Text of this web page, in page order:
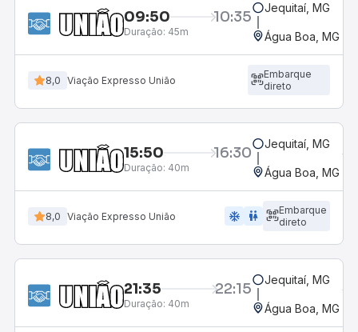
09:50 10:35
Duração: 45m
Jequitaí, MG
Água Boa, MG
8,0 Viação Expresso União
Embarque
direto
15:50 16:30
Duração: 40m
Jequitaí, MG
Água Boa, MG
8,0 Viação Expresso União ac_unit wc
Embarque
direto
21:35 22:15
Duração: 40m
Jequitaí, MG
Água Boa, MG